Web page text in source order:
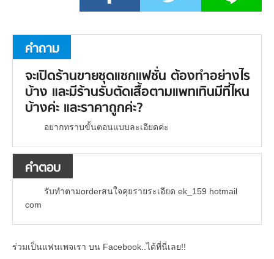
คำถาม
จะเปิดร้านขายชุดแซกแฟชั่น ต้องทำอย่างไร
บ้าง และมีร้านรับตัดเสื้อตามแพทเทินมีที่ไหน
บ้างค่ะ และราคาถูกค่ะ?
อยากทราบขั้นตอนแบบละเอียดค่ะ
คำตอบ
รับทำตามorderสนใจคุยรายระเอียด ek_159 hotmail
com
ร่วมเป็นแฟนเพจเรา บน Facebook..ได้ที่นี่เลย!!